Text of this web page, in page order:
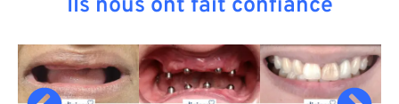
Ils nous ont fait confiance